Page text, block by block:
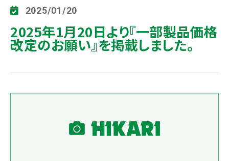
2025/01/20
2025年1月20日より『一部製品価格
改定のお願い』を掲載しました。